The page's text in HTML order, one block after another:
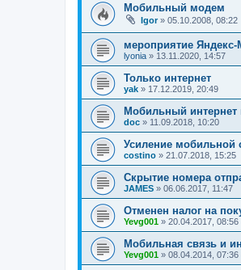
Мобильный модем
Igor» 05.10.2008, 08:22
мероприятие
lyonia » 13.11.2020, 14:57
Только интернет
yak » 17.12.2019, 20:49
Мобильный интернет
doc » 11.09.2018, 10:20
Усиление мобильной
costino » 21.07.2018, 15:25
Скрытие номера
JAMES » 06.06.2017, 11:47
Отменен налог на
Yevg001 » 20.04.2017, 08:56
Мобильная связь и
Yevg001 » 08.04.2014, 07:36